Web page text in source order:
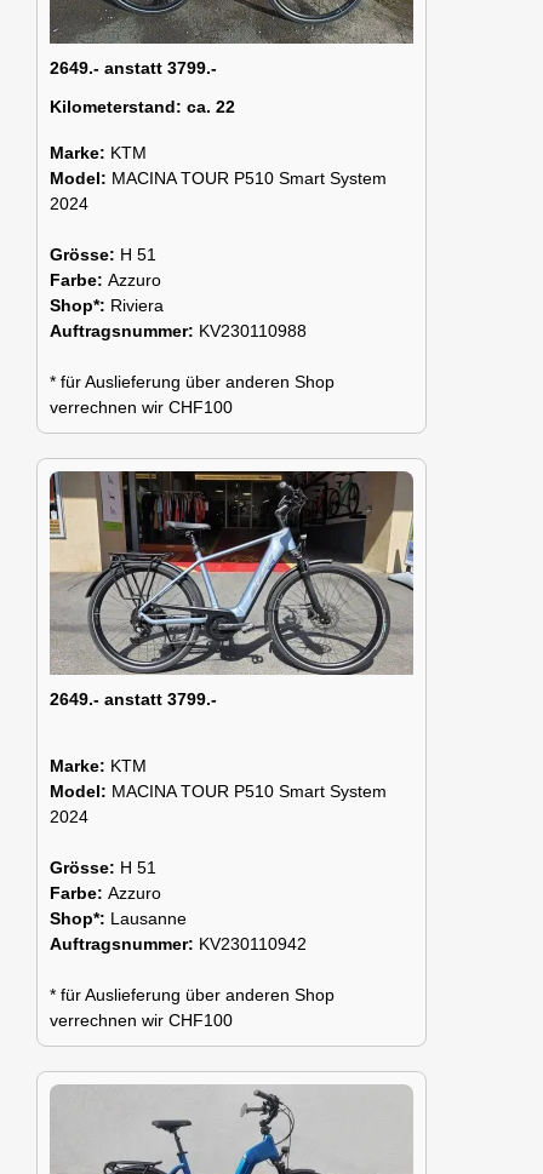
2649.- anstatt 3799.-
Kilometerstand: ca. 22
Marke: KTM
Model: MACINA TOUR P510 Smart System
2024
Grösse: H 51
Farbe: Azzuro
Shop*: Riviera
Auftragsnummer: KV230110988
* für Auslieferung über anderen Shop
verrechnen wir CHF100
2649.- anstatt 3799.-
Marke: KTM
Model: MACINA TOUR P510 Smart System
2024
Grösse: H 51
Farbe: Azzuro
Shop*: Lausanne
Auftragsnummer: KV230110942
* für Auslieferung über anderen Shop
verrechnen wir CHF100